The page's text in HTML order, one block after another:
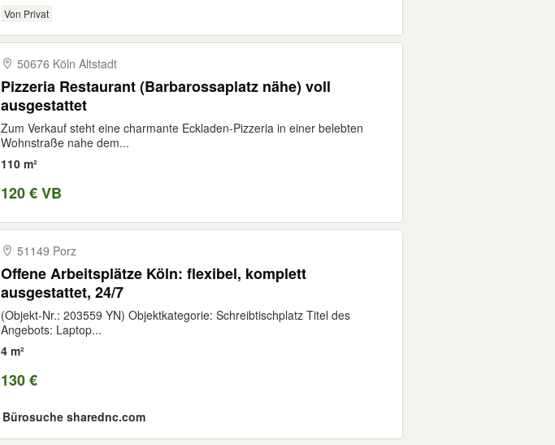
Von Privat
50676 Köln Altstadt
Pizzeria Restaurant (Barbarossaplatz nähe) voll
ausgestattet
Zum Verkauf steht eine charmante Eckladen-Pizzeria in einer belebten
Wohnstraße nahe dem...
110 m²
120 € VB
51149 Porz
Offene Arbeitsplätze Köln: flexibel, komplett
ausgestattet, 24/7
(Objekt-Nr.: 203559 YN) Objektkategorie: Schreibtischplatz Titel des
Angebots: Laptop...
4 m²
130 €
Bürosuche sharednc.com